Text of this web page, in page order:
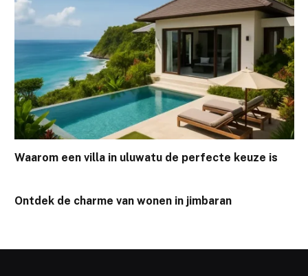
Waarom een villa in uluwatu de perfecte keuze is
Ontdek de charme van wonen in jimbaran